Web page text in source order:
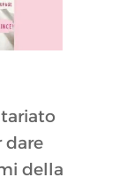
dare
della